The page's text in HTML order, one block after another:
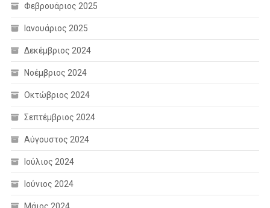
Φεβρουάριος 2025
Ιανουάριος 2025
Δεκέμβριος 2024
Νοέμβριος 2024
Οκτώβριος 2024
Σεπτέμβριος 2024
Αύγουστος 2024
Ιούλιος 2024
Ιούνιος 2024